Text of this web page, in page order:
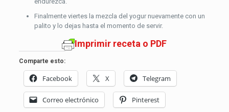
Finalmente viertes la mezcla del yogur nuevamente con un
palito y lo dejas hasta el momento de servir.
Imprimir receta o PDF
Comparte esto:
Facebook X Telegram
Correo electrónico Pinterest